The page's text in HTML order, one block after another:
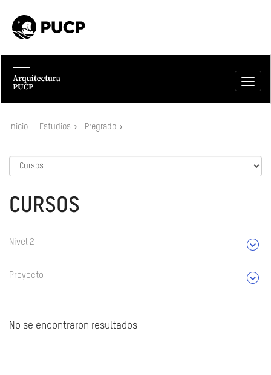
Inicio Estudios Pregrado
CURSOS
Nivel 2
Proyecto
No se encontraron resultados